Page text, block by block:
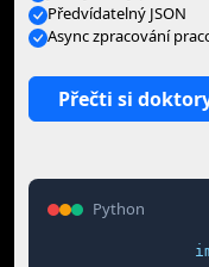
Předvídatelný JSON
Async zpracování
Přečti si
Python